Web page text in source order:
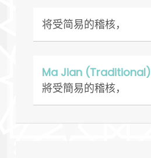
将受简易的稽核，
Ma Jian (Traditional)
將受簡易的稽核，